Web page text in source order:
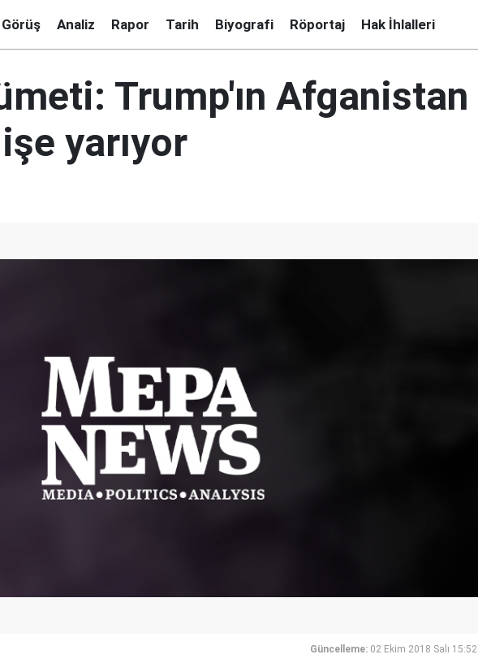
Görüş Analiz Rapor Tarih Biyografi Röportaj Hak İhlalleri
Trump'ın Afganistan
yarıyor
Güncelleme: 02 Ekim 2018 Salı 15:52